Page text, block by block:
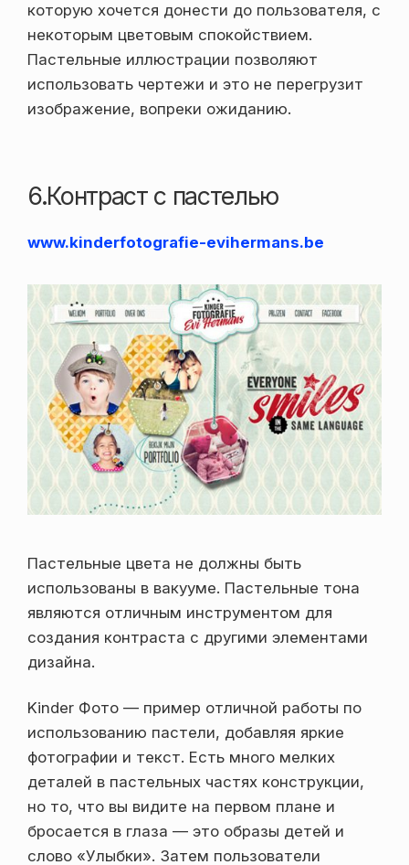
которую хочется донести до пользователя, с
некоторым цветовым спокойствием.
Пастельные иллюстрации позволяют
использовать чертежи и это не перегрузит
изображение, вопреки ожиданию.
6.Контраст с пастелью
www.kinderfotografie-evihermans.be
Пастельные цвета не должны быть
использованы в вакууме. Пастельные тона
являются отличным инструментом для
создания контраста с другими элементами
дизайна.
Kinder Фото — пример отличной работы по
использованию пастели, добавляя яркие
фотографии и текст. Есть много мелких
деталей в пастельных частях конструкции,
но то, что вы видите на первом плане и
бросается в глаза — это образы детей и
слово «Улыбки». Затем пользователи